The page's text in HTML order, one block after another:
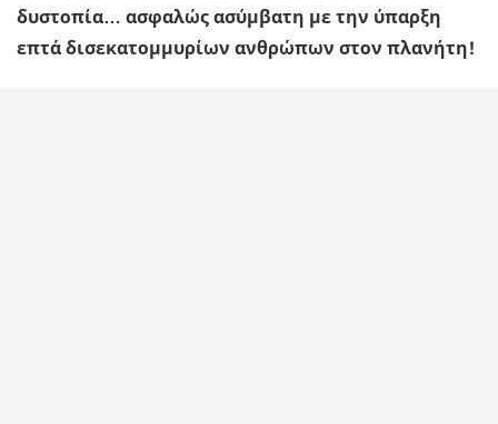
δυστοπία… ασφαλώς ασύμβατη με την ύπαρξη
επτά δισεκατομμυρίων ανθρώπων στον πλανήτη!